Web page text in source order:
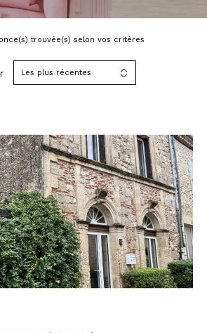
trouvée(s) selon vos critères
Les plus récentes